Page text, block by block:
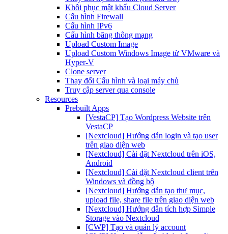
Khôi phục mật khẩu Cloud Server
Cấu hình Firewall
Cấu hình IPv6
Cấu hình băng thông mạng
Upload Custom Image
Upload Custom Windows Image từ VMware và
Hyper-V
Clone server
Thay đổi Cấu hình và loại máy chủ
Truy cập server qua console
Resources
Prebuilt Apps
[VestaCP] Tạo Wordpress Website trên
VestaCP
[Nextcloud] Hướng dẫn login và tạo user
trên giao diện web
[Nextcloud] Cài đặt Nextcloud trên iOS,
Android
[Nextcloud] Cài đặt Nextcloud client trên
Windows và đồng bộ
[Nextcloud] Hướng dẫn tạo thư mục,
upload file, share file trên giao diện web
[Nextcloud] Hướng dẫn tích hợp Simple
Storage vào Nextcloud
[CWP] Tạo và quản lý account